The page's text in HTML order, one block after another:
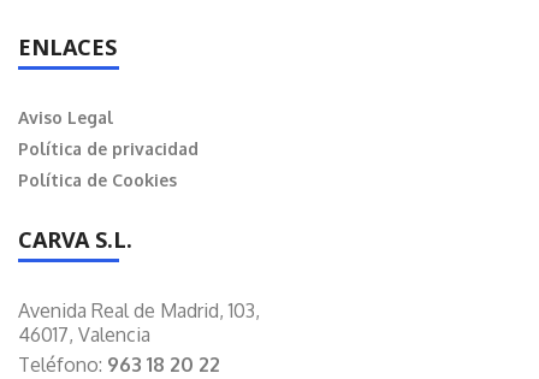
ENLACES
Aviso Legal
Política de privacidad
Política de Cookies
CARVA S.L.
Avenida Real de Madrid, 103,
46017, Valencia
Teléfono: 963 18 20 22